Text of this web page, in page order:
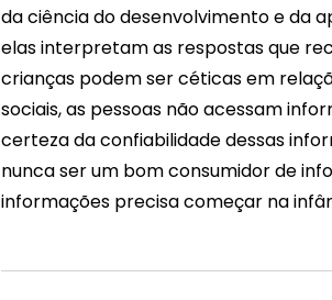
da ciência do desenvolvimento e da
elas interpretam as respostas que
crianças podem ser céticas em
sociais, as pessoas não acessam
certeza da confiabilidade dessas
nunca ser um bom consumidor de
informações precisa começar na